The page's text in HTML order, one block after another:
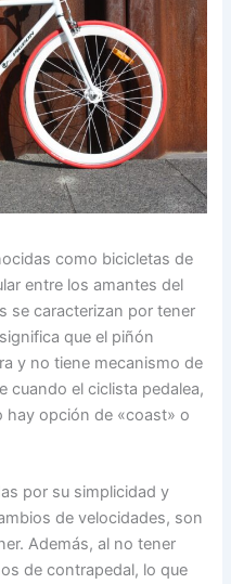
como bicicletas de
entre los amantes del
se caracterizan por tener
que el piñón
y no tiene mecanismo de
cuando el ciclista pedalea,
hay opción de «coast» o
por su simplicidad y
de velocidades, son
Además, al no tener
de contrapedal, lo que